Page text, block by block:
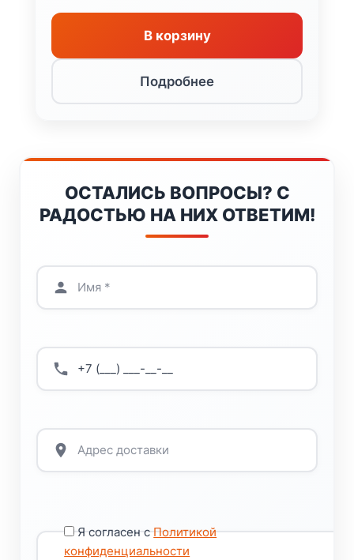
В корзину
Подробнее
ОСТАЛИСЬ ВОПРОСЫ? С
РАДОСТЬЮ НА НИХ ОТВЕТИМ!
Я согласен сПолитикой
конфиденциальности